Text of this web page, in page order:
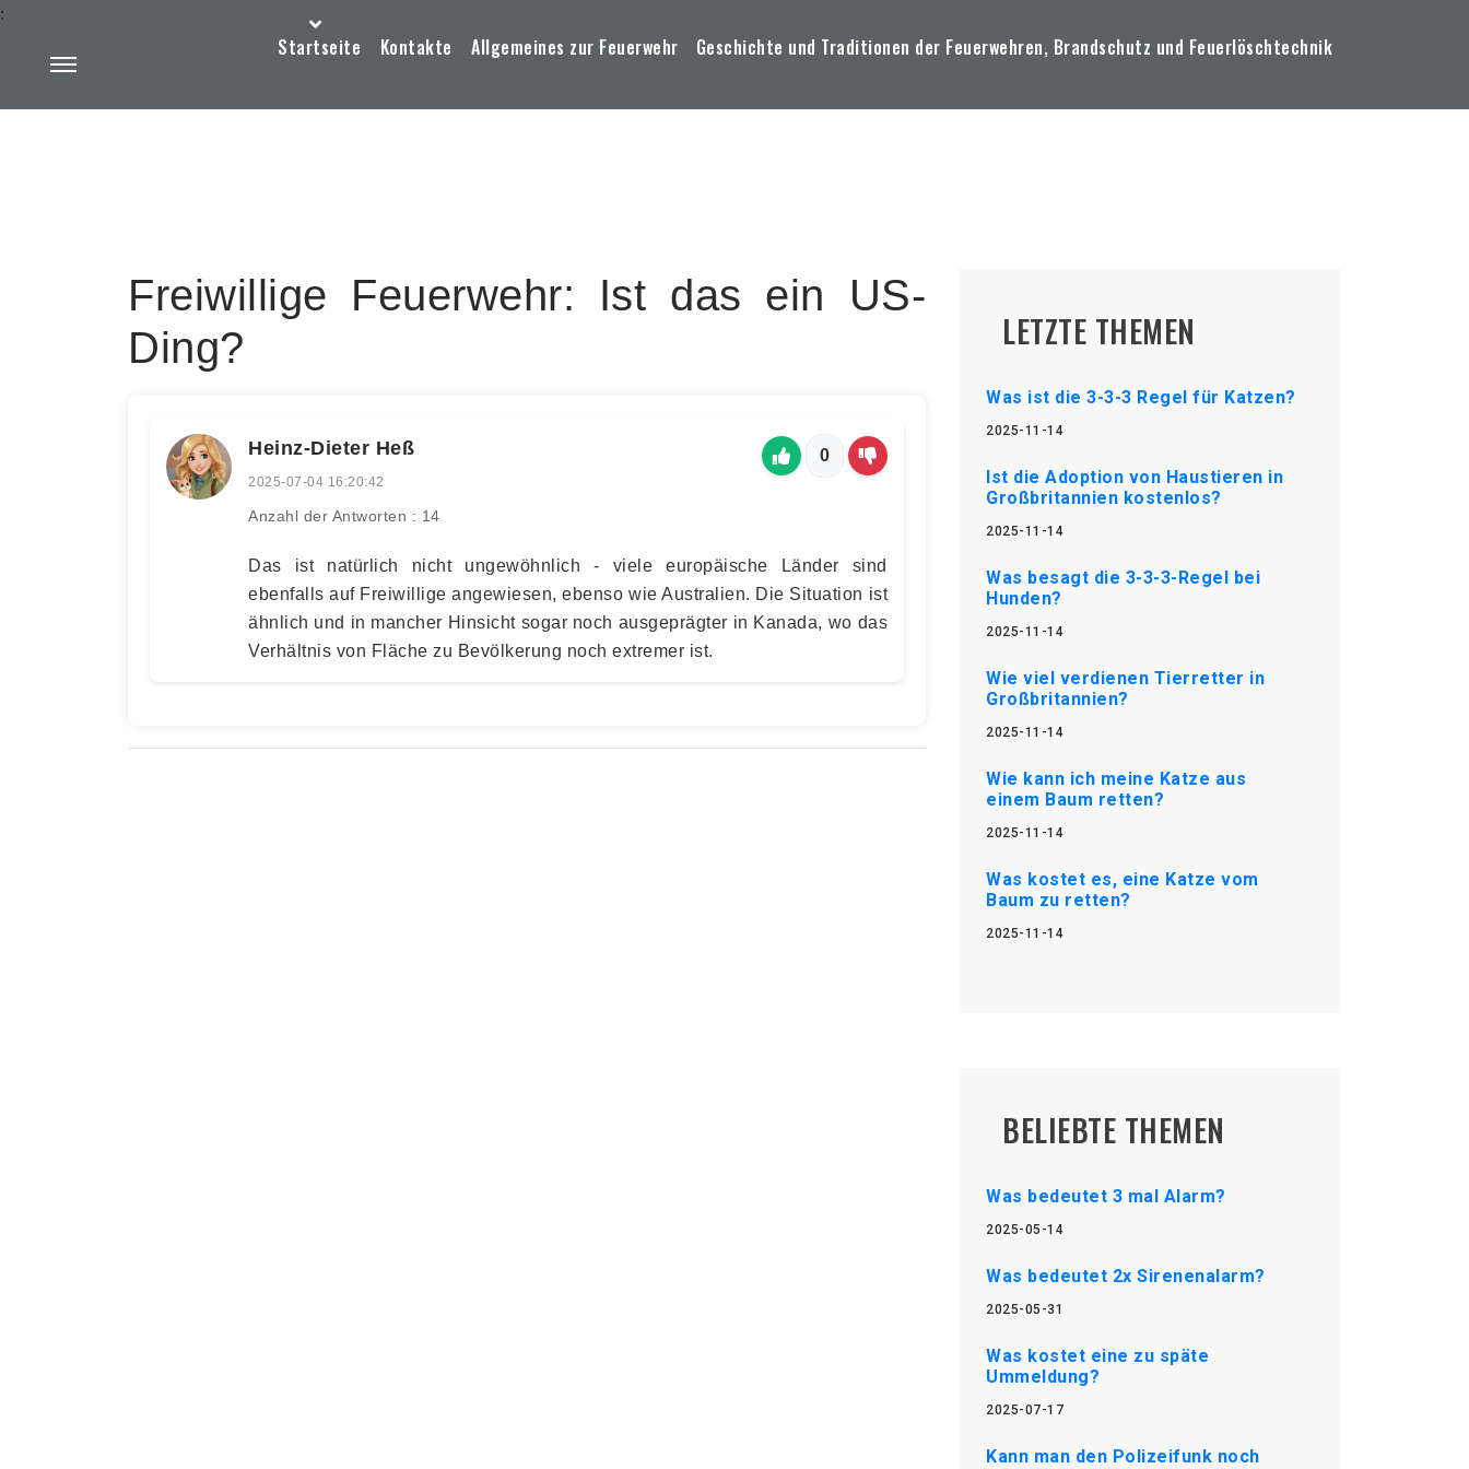
Startseite Kontakte Allgemeines zur Feuerwehr Geschichte und Traditionen der Feuerwehren, Brandschutz und Feuerlöschtechnik
:
Freiwillige Feuerwehr: Ist das ein US-
Ding?
Heinz-Dieter Heß
2025-07-04 16:20:42
Anzahl der Antworten : 14
0
Das ist natürlich nicht ungewöhnlich - viele europäische Länder sind
ebenfalls auf Freiwillige angewiesen, ebenso wie Australien. Die Situation ist
ähnlich und in mancher Hinsicht sogar noch ausgeprägter in Kanada, wo das
Verhältnis von Fläche zu Bevölkerung noch extremer ist.
LETZTE THEMEN
Was ist die 3-3-3 Regel für Katzen?
2025-11-14
Ist die Adoption von Haustieren in
Großbritannien kostenlos?
2025-11-14
Was besagt die 3-3-3-Regel bei
Hunden?
2025-11-14
Wie viel verdienen Tierretter in
Großbritannien?
2025-11-14
Wie kann ich meine Katze aus
einem Baum retten?
2025-11-14
Was kostet es, eine Katze vom
Baum zu retten?
2025-11-14
BELIEBTE THEMEN
Was bedeutet 3 mal Alarm?
2025-05-14
Was bedeutet 2x Sirenenalarm?
2025-05-31
Was kostet eine zu späte
Ummeldung?
2025-07-17
Kann man den Polizeifunk noch